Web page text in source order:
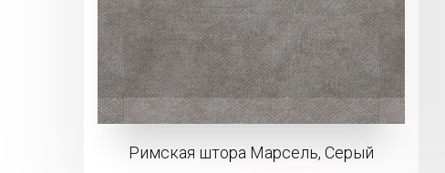
Римская штора Марсель, Серый